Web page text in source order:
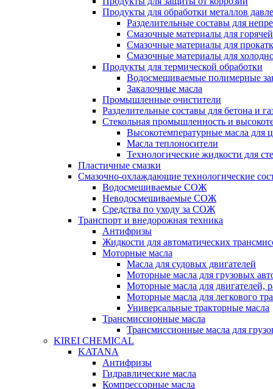
Продукты для обработки металлов
Разделительные составы для
Смазочные материалы для
Смазочные материалы для
Смазочные материалы для
Продукты для термической обработки
Водосмешиваемые полимерные
Закалочные масла
Промышленные очистители
Разделительные составы для бетона и
Стекольная промышленность и
Высокотемпературные масла для
Масла теплоносители
Технологические жидкости для
Пластичные смазки
Смазочно-охлаждающие технологические
Водосмешиваемые СОЖ
Неводосмешиваемые СОЖ
Средства по уходу за СОЖ
Транспорт и внедорожная техника
Антифризы
Жидкости для автоматических
Моторные масла
Масла для судовых двигателей
Моторные масла для грузовых
Моторные масла для двигателей,
Моторные масла для легкового
Универсальные тракторные масла
Трансмиссионные масла
Трансмиссионные масла для
KIREI CHEMICAL
KATANA
Антифризы
Гидравлические масла
Компрессорные масла